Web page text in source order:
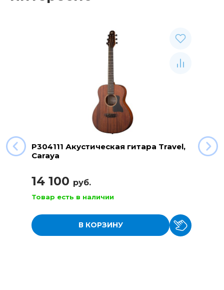
P304111 Акустическая гитара Travel,
Caraya
14 100 руб.
Товар есть в наличии
В КОРЗИНУ